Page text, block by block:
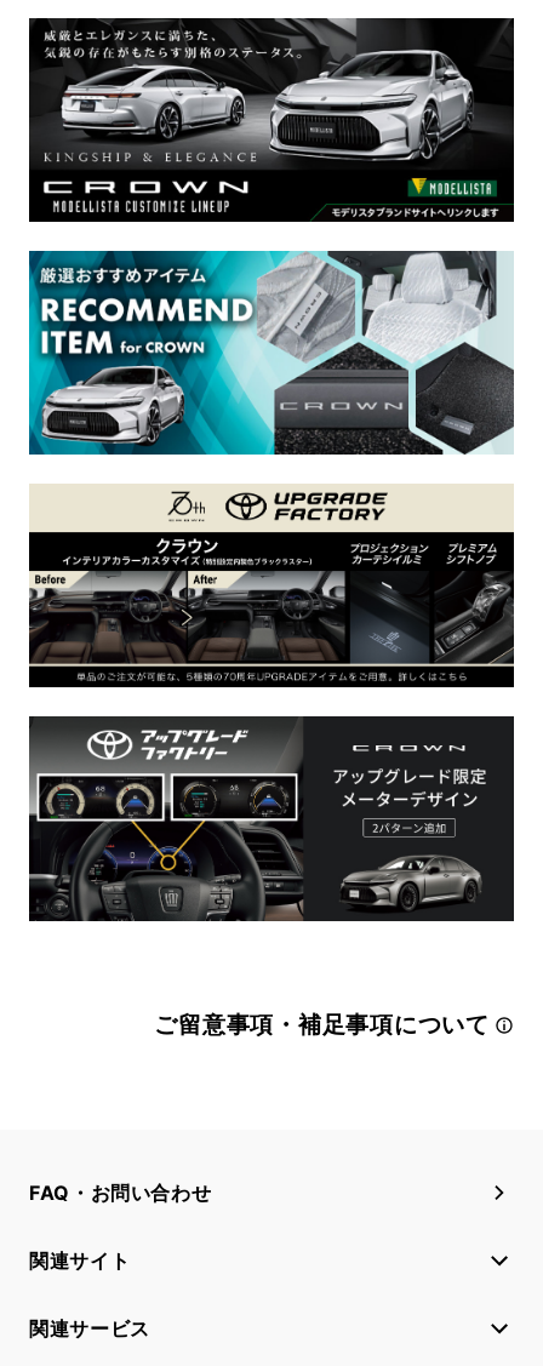
ご留意事項・補足事項について
FAQ・お問い合わせ
関連サイト
関連サービス